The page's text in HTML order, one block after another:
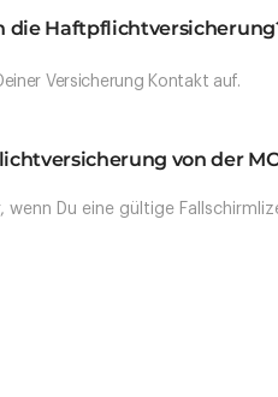
die
Versicherung Kontakt auf.
von der
wenn Du eine gültige